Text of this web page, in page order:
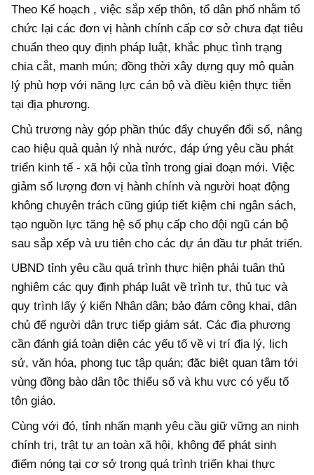
Theo Kế hoạch , việc sắp xếp thôn, tổ dân phố nhằm tổ
chức lại các đơn vị hành chính cấp cơ sở chưa đạt tiêu
chuẩn theo quy định pháp luật, khắc phục tình trạng
chia cắt, manh mún; đồng thời xây dựng quy mô quản
lý phù hợp với năng lực cán bộ và điều kiện thực tiễn
tại địa phương.
Chủ trương này góp phần thúc đẩy chuyển đổi số, nâng
cao hiệu quả quản lý nhà nước, đáp ứng yêu cầu phát
triển kinh tế - xã hội của tỉnh trong giai đoạn mới. Việc
giảm số lượng đơn vị hành chính và người hoạt động
không chuyên trách cũng giúp tiết kiệm chi ngân sách,
tạo nguồn lực tăng hệ số phụ cấp cho đội ngũ cán bộ
sau sắp xếp và ưu tiên cho các dự án đầu tư phát triển.
UBND tỉnh yêu cầu quá trình thực hiện phải tuân thủ
nghiêm các quy định pháp luật về trình tự, thủ tục và
quy trình lấy ý kiến Nhân dân; bảo đảm công khai, dân
chủ để người dân trực tiếp giám sát. Các địa phương
cần đánh giá toàn diện các yếu tố về vị trí địa lý, lịch
sử, văn hóa, phong tục tập quán; đặc biệt quan tâm tới
vùng đồng bào dân tộc thiểu số và khu vực có yếu tố
tôn giáo.
Cùng với đó, tỉnh nhấn mạnh yêu cầu giữ vững an ninh
chính trị, trật tự an toàn xã hội, không để phát sinh
điểm nóng tại cơ sở trong quá trình triển khai thực